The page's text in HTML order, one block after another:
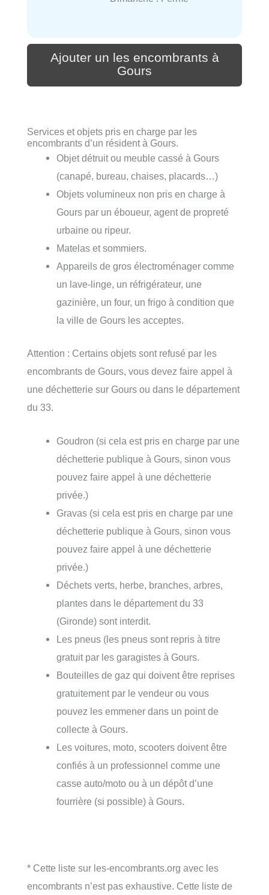
Ajouter un les encombrants à
Gours
Services et objets pris en charge par les
encombrants d’un résident à Gours.
Objet détruit ou meuble cassé à Gours
(canapé, bureau, chaises, placards…)
Objets volumineux non pris en charge à
Gours par un éboueur, agent de propreté
urbaine ou ripeur.
Matelas et sommiers.
Appareils de gros électroménager comme
un lave-linge, un réfrigérateur, une
gazinière, un four, un frigo à condition que
la ville de Gours les acceptes.
Attention : Certains objets sont refusé par les
encombrants de Gours, vous devez faire appel à
une déchetterie sur Gours ou dans le département
du 33.
Goudron (si cela est pris en charge par une
déchetterie publique à Gours, sinon vous
pouvez faire appel à une déchetterie
privée.)
Gravas (si cela est pris en charge par une
déchetterie publique à Gours, sinon vous
pouvez faire appel à une déchetterie
privée.)
Déchets verts, herbe, branches, arbres,
plantes dans le département du 33
(Gironde) sont interdit.
Les pneus (les pneus sont repris à titre
gratuit par les garagistes à Gours.
Bouteilles de gaz qui doivent être reprises
gratuitement par le vendeur ou vous
pouvez les emmener dans un point de
collecte à Gours.
Les voitures, moto, scooters doivent être
confiés à un professionnel comme une
casse auto/moto ou à un dépôt d’une
fourrière (si possible) à Gours.
* Cette liste sur les-encombrants.org avec les
encombrants n’est pas exhaustive. Cette liste de